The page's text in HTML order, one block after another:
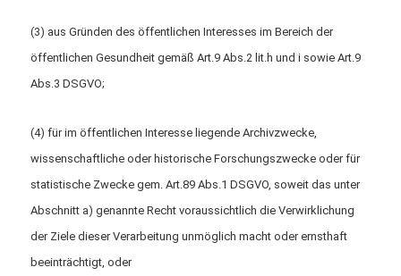
(3) aus Gründen des öffentlichen Interesses im Bereich der
öffentlichen Gesundheit gemäß Art.9 Abs.2 lit.h und i sowie Art.9
Abs.3 DSGVO;
(4) für im öffentlichen Interesse liegende Archivzwecke,
wissenschaftliche oder historische Forschungszwecke oder für
statistische Zwecke gem. Art.89 Abs.1 DSGVO, soweit das unter
Abschnitt a) genannte Recht voraussichtlich die Verwirklichung
der Ziele dieser Verarbeitung unmöglich macht oder ernsthaft
beeinträchtigt, oder